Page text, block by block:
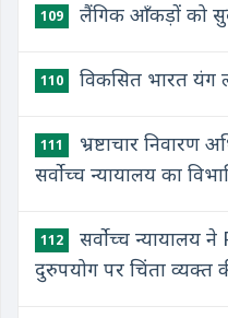
109 लैंगिक आँकड़ों को
110 विकसित भारत यंग
111
भ्रष्टाचार निवारण
सर्वोच्च न्यायालय का
112
सर्वोच्च न्यायालय
दुरुपयोग पर चिंता व्यक्त